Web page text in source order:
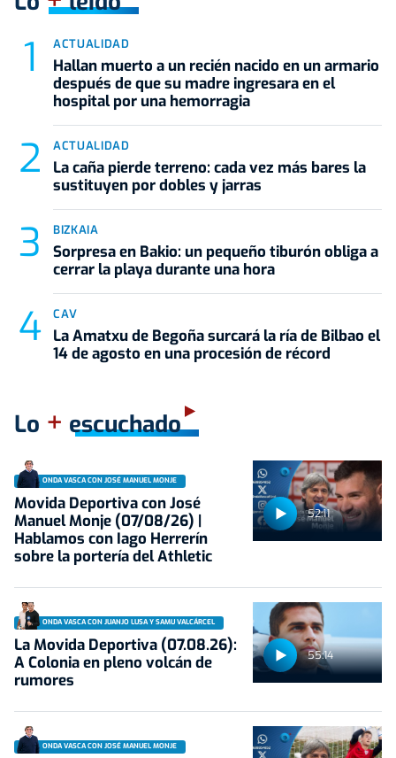
ACTUALIDAD
Hallan muerto a un recién nacido en un armario
después de que su madre ingresara en el
hospital por una hemorragia
ACTUALIDAD
La caña pierde terreno: cada vez más bares la
sustituyen por dobles y jarras
BIZKAIA
Sorpresa en Bakio: un pequeño tiburón obliga a
cerrar la playa durante una hora
CAV
La Amatxu de Begoña surcará la ría de Bilbao el
14 de agosto en una procesión de récord
Lo + escuchado
52:11
ONDA VASCA CON JOSÉ MANUEL MONJE
Movida Deportiva con José
Manuel Monje (07/08/26) |
Hablamos con Iago Herrerín
sobre la portería del Athletic
55:14
ONDA VASCA CON JUANJO LUSA Y SAMU VALCÁRCEL
La Movida Deportiva (07.08.26):
A Colonia en pleno volcán de
rumores
ONDA VASCA CON JOSÉ MANUEL MONJE